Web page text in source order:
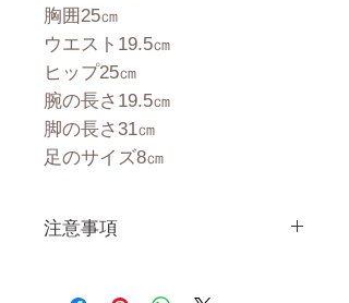
胸囲25㎝
ウエスト19.5㎝
ヒップ25㎝
腕の長さ19.5㎝
脚の長さ31㎝
足のサイズ8㎝
注意事項
ている製品なので、商品により